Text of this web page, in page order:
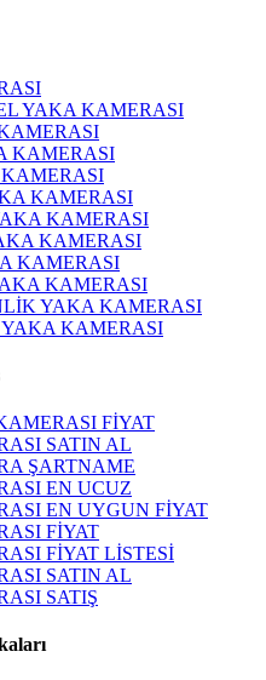
YAKA KAMERASI
KAMERASI
KAMERASI
KAMERASI
KAMERASI
KAMERASI
KAMERASI
YAKA KAMERASI
KAMERASI
FİYAT
SATIN AL
ŞARTNAME
EN UCUZ
EN UYGUN FİYAT
FİYAT
FİYAT LİSTESİ
SATIN AL
SATIŞ